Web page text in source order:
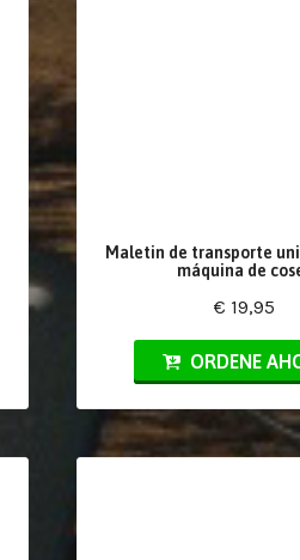
Maletin de transporte
máquina de
€ 19,95
ORDENE